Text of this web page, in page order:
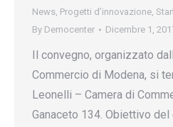
News, Progetti d’innovazione,
By Democenter Dicembre 1,
Il convegno, organizzato
Commercio di Modena, si
Leonelli – Camera di
Ganaceto 134. Obiettivo